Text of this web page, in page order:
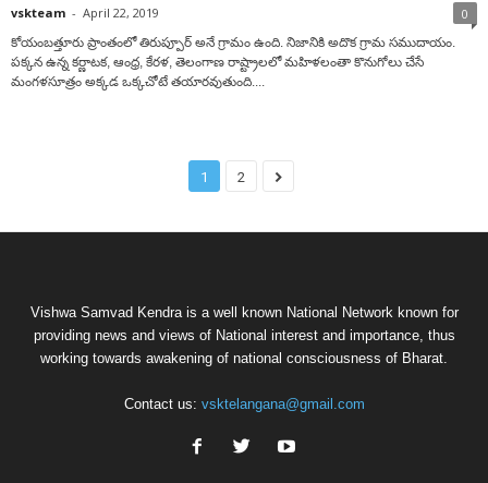
vskteam - April 22, 2019 0
కోయంబత్తూరు ప్రాంతంలో తిరుప్పూర్‌ అనే గ్రామం ఉంది. నిజానికి అదొక గ్రామ సముదాయం.
పక్కన ఉన్న కర్ణాటక, ఆంధ్ర, కేరళ, తెలంగాణ రాష్ట్రాలలో మహిళలంతా కొనుగోలు చేసే
మంగళసూత్రం అక్కడ ఒక్కచోటే తయారవుతుంది....
1 2
Vishwa Samvad Kendra is a well known National Network known for
providing news and views of National interest and importance, thus
working towards awakening of national consciousness of Bharat.
Contact us: vsktelangana@gmail.com